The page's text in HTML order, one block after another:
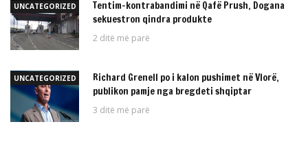
UNCATEGORIZED
Tentim-kontrabandimi në Qafë Prush, Dogana
sekuestron qindra produkte
2 ditë më parë
UNCATEGORIZED
Richard Grenell po i kalon pushimet në Vlorë,
publikon pamje nga bregdeti shqiptar
3 ditë më parë